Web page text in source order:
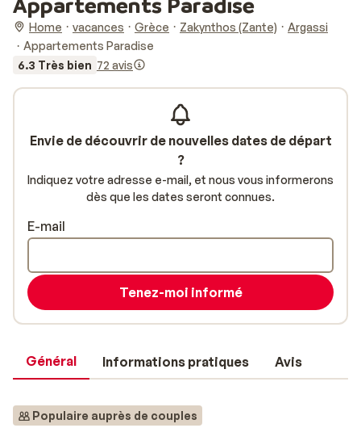
Home vacances Grèce Zakynthos (Zante)
Argassi
Appartements Paradise
6.3 Très bien 72 avis
Général Informations pratiques Avis
Populaire auprès de couples
Envie de découvrir de nouvelles dates de départ
?
Indiquez votre adresse e-mail, et nous vous informerons
dès que les dates seront connues.
E-mail
Tenez-moi informé